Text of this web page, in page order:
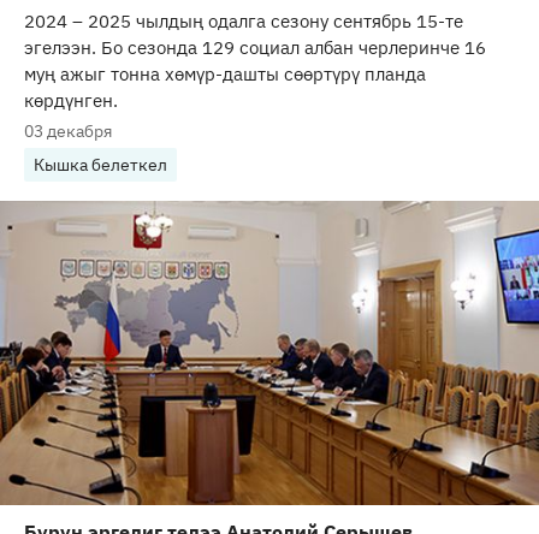
2024 – 2025 чылдың одалга сезону сентябрь 15-те
эгелээн. Бо сезонда 129 социал албан черлеринче 16
муң ажыг тонна хѳмүр-дашты сѳѳртүрү планда
көрдүнген.
03 декабря
Кышка белеткел